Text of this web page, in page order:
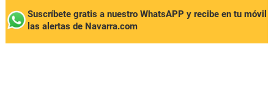
Suscríbete gratis a nuestro WhatsAPP y recibe en tu móvil
las alertas de Navarra.com